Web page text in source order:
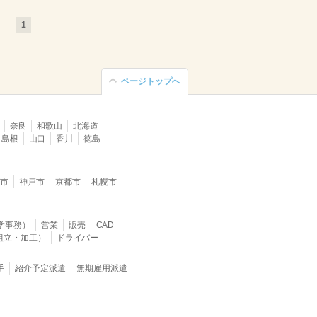
1
ページトップへ
奈良 和歌山
北海道
島根
山口 香川 徳島
神戸市 京都市 札幌市
務） 営業 販売
CAD
・加工）
ドライバー
紹介予定派遣 無期雇用派遣